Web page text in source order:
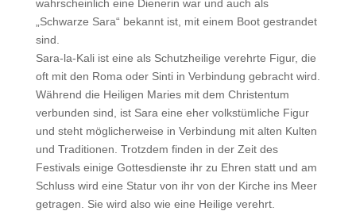
wahrscheinlich eine Dienerin war und auch als
„Schwarze Sara“ bekannt ist, mit einem Boot gestrandet
sind.
Sara-la-Kali ist eine als Schutzheilige verehrte Figur, die
oft mit den Roma oder Sinti in Verbindung gebracht wird.
Während die Heiligen Maries mit dem Christentum
verbunden sind, ist Sara eine eher volkstümliche Figur
und steht möglicherweise in Verbindung mit alten Kulten
und Traditionen. Trotzdem finden in der Zeit des
Festivals einige Gottesdienste ihr zu Ehren statt und am
Schluss wird eine Statur von ihr von der Kirche ins Meer
getragen. Sie wird also wie eine Heilige verehrt.